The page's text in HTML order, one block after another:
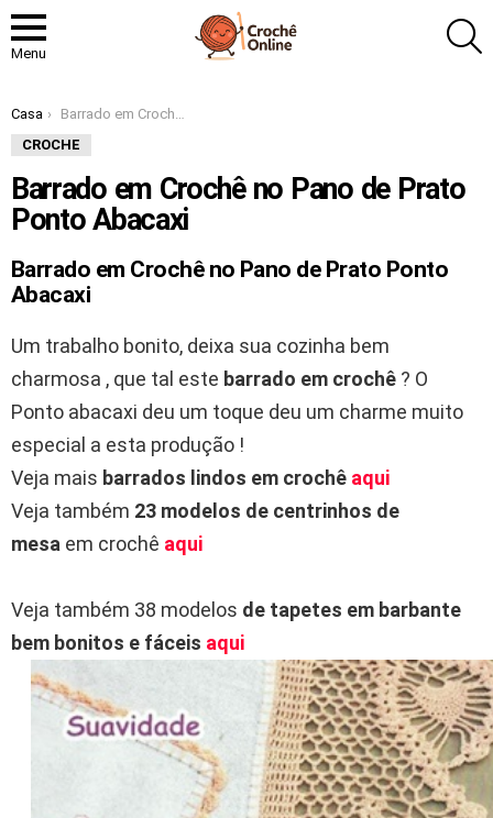
Menu
Você está aqui:
Casa
Barrado em Crochê no Pano de Prato Ponto Abacaxi
CROCHE
Barrado em Crochê no Pano de Prato
Ponto Abacaxi
Barrado em Crochê no Pano de Prato Ponto
Abacaxi
Um trabalho bonito, deixa sua cozinha bem
charmosa , que tal este barrado em crochê ? O
Ponto abacaxi deu um toque deu um charme muito
especial a esta produção !
Veja mais barrados lindos em crochê aqui
Veja também 23 modelos de centrinhos de
mesa em crochê aqui
Veja também 38 modelos de tapetes em barbante
bem bonitos e fáceis aqui